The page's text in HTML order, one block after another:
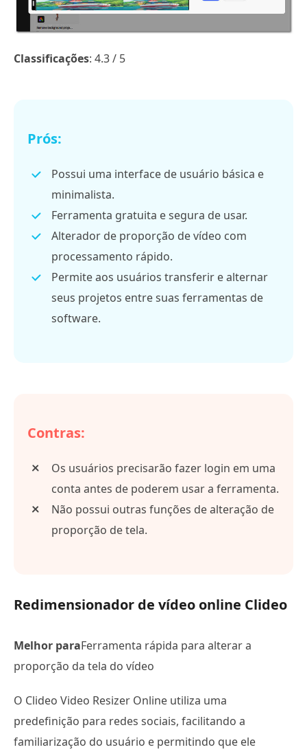
Classificações: 4.3 / 5
Prós:
Possui uma interface de usuário básica e
minimalista.
Ferramenta gratuita e segura de usar.
Alterador de proporção de vídeo com
processamento rápido.
Permite aos usuários transferir e alternar
seus projetos entre suas ferramentas de
software.
Contras:
Os usuários precisarão fazer login em uma
conta antes de poderem usar a ferramenta.
Não possui outras funções de alteração de
proporção de tela.
Redimensionador de vídeo online Clideo
Melhor paraFerramenta rápida para alterar a
proporção da tela do vídeo
O Clideo Video Resizer Online utiliza uma
predefinição para redes sociais, facilitando a
familiarização do usuário e permitindo que ele